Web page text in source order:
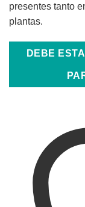
presentes tanto
plantas.
DEBE